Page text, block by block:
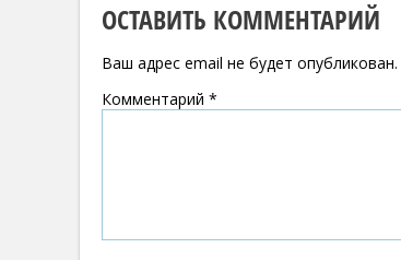
ОСТАВИТЬ КОММЕНТАРИЙ
Ваш адрес email не будет опубликован.
Комментарий *